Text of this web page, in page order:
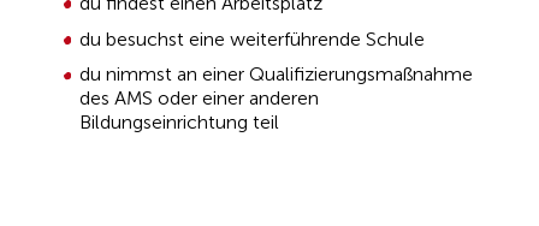
du besuchst eine weiterführende Schule
du nimmst an einer Qualifizierungsmaßnahme
des AMS oder einer anderen
Bildungseinrichtung teil